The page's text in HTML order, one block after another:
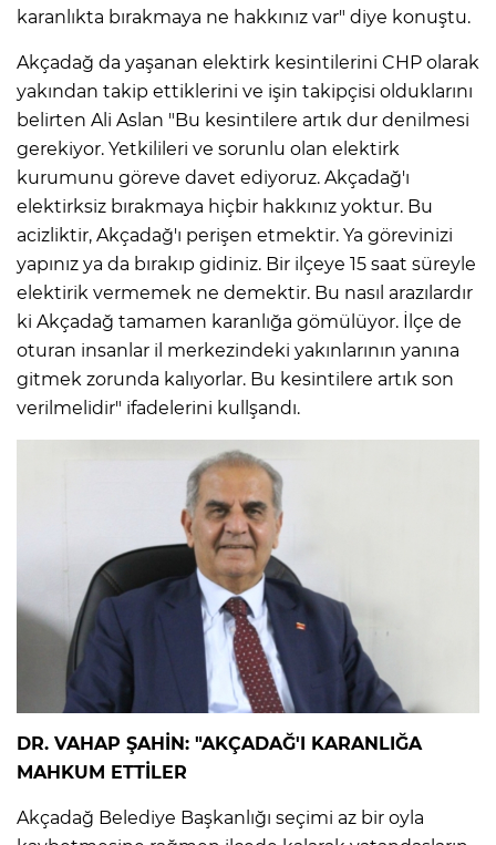
karanlıkta bırakmaya ne hakkınız var" diye konuştu.
Akçadağ da yaşanan elektirk kesintilerini CHP olarak
yakından takip ettiklerini ve işin takipçisi olduklarını
belirten Ali Aslan "Bu kesintilere artık dur denilmesi
gerekiyor. Yetkilileri ve sorunlu olan elektirk
kurumunu göreve davet ediyoruz. Akçadağ'ı
elektirksiz bırakmaya hiçbir hakkınız yoktur. Bu
acizliktir, Akçadağ'ı perişen etmektir. Ya görevinizi
yapınız ya da bırakıp gidiniz. Bir ilçeye 15 saat süreyle
elektirik vermemek ne demektir. Bu nasıl arazılardır
ki Akçadağ tamamen karanlığa gömülüyor. İlçe de
oturan insanlar il merkezindeki yakınlarının yanına
gitmek zorunda kalıyorlar. Bu kesintilere artık son
verilmelidir" ifadelerini kullşandı.
DR. VAHAP ŞAHİN: "AKÇADAĞ'I KARANLIĞA
MAHKUM ETTİLER
Akçadağ Belediye Başkanlığı seçimi az bir oyla